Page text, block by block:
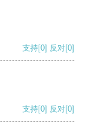
支持[0] 反对[0]
支持[0] 反对[0]